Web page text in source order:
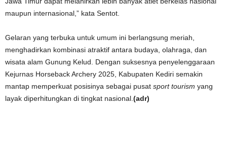
maupun internasional,” kata Sentot.
Gelaran yang terbuka untuk umum ini berlangsung meriah,
menghadirkan kombinasi atraktif antara budaya, olahraga, dan
wisata alam Gunung Kelud. Dengan suksesnya penyelenggaraan
Kejurnas Horseback Archery 2025, Kabupaten Kediri semakin
mantap memperkuat posisinya sebagai pusat sport tourism yang
layak diperhitungkan di tingkat nasional. (adr)